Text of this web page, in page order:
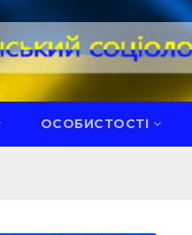
ОСОБИСТОСТІ